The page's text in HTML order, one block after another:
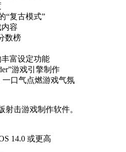
“复古模式”
容
数榜
丰富设定功能
游戏引擎制作
一口气点燃游戏气氛
射击游戏制作软件。
14.0 或更高